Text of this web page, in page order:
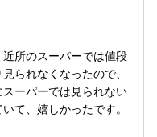
所のスーパーでは値段
られなくなったので、
ーパーでは見られない
て、嬉しかったです。